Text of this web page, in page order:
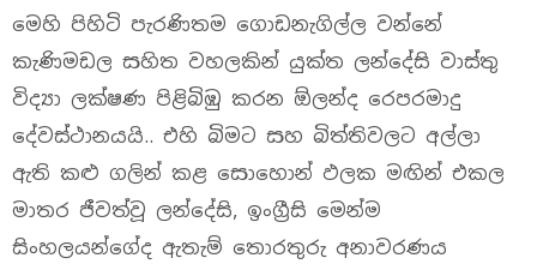
මෙහි පිහිටි පැරණිතම ‍ගොඩනැගිල්ල වන්නේ
කැණිමඩල සහිත වහලකින් යුක්ත ලන්දේසි වාස්තු
විද්‍යා‍‍ ලක්ෂණ පිළිබිඹු කරන ඕලන්ද රෙපරමාදු
දේවස්ථානයයි.. එහි බිමට සහ බිත්තිවලට අල්ලා
ඇති කළු ගලින් කළ සොහොන් ඵලක මඟින් එකල
මාතර ජීවත්වූ ලන්දේසි, ඉංග්‍රීසි මෙන්ම
සිංහලයන්ගේද ඇතැම් තොරතුරු අනාවරණය